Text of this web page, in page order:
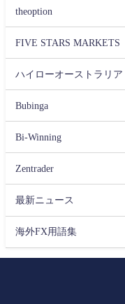
theoption
FIVE STARS MARKETS
ハイローオーストラリア
Bubinga
Bi-Winning
Zentrader
最新ニュース
海外FX用語集